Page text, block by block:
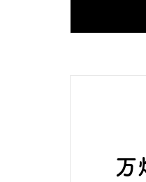
万